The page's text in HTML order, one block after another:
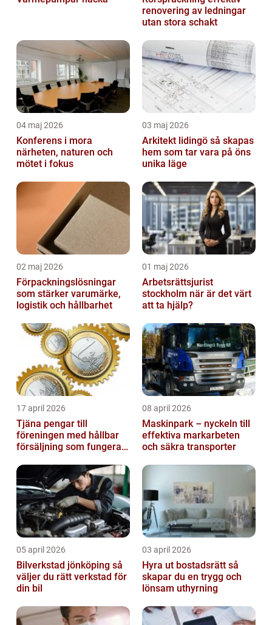
renovering av ledningar
utan stora schakt
04 maj 2026
Konferens i mora
närheten, naturen och
mötet i fokus
03 maj 2026
Arkitekt lidingö så skapas
hem som tar vara på öns
unika läge
02 maj 2026
Förpackningslösningar
som stärker varumärke,
logistik och hållbarhet
01 maj 2026
Arbetsrättsjurist
stockholm när är det värt
att ta hjälp?
17 april 2026
Tjäna pengar till
föreningen med hållbar
försäljning som fungerar
08 april 2026
Maskinpark – nyckeln till
effektiva markarbeten
och säkra transporter
05 april 2026
Bilverkstad jönköping så
väljer du rätt verkstad för
din bil
03 april 2026
Hyra ut bostadsrätt så
skapar du en trygg och
lönsam uthyrning